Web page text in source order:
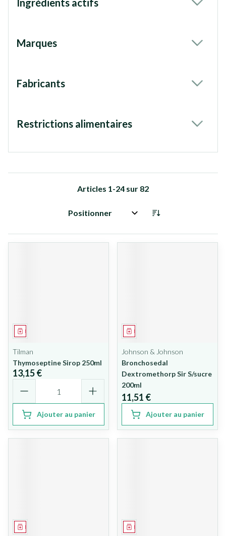
Ingrédients actifs
Marques
Fabricants
Restrictions alimentaires
Articles 1-24 sur 82
Trier par:
Médicament
Tilman
Thymoseptine Sirop 250ml
13,15 €
Ajouter au panier
Médicament
Johnson & Johnson
Bronchosedal
Dextromethorp Sir S/sucre
200ml
11,51 €
Ajouter au panier
Médicament Médicament